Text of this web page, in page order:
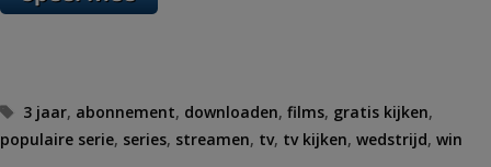
Tags
3 jaar, abonnement, downloaden,films, gratis kijken,
populaire serie, series, streamen, tv, tv kijken, wedstrijd, win